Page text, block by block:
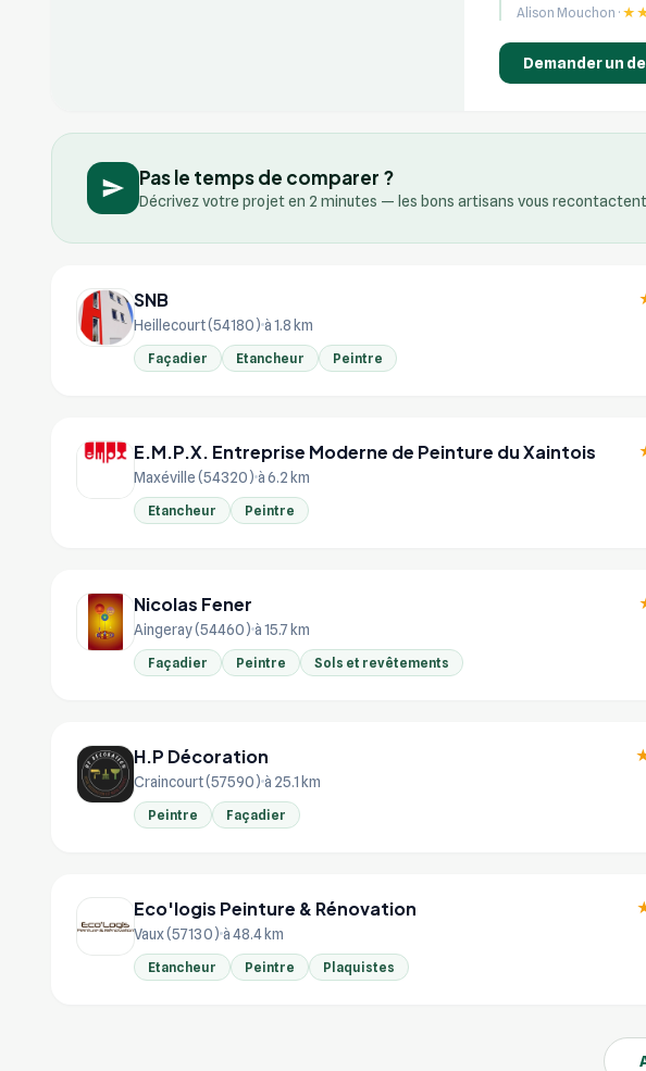
Alison Mouchon ·
Demander un
Pas le temps de comparer ?
Décrivez votre projet en 2 minutes — les bons artisans vous
SNB
Heillecourt (54180) à 1.8 km
Façadier Etancheur Peintre
E.M.P.X. Entreprise Moderne de Peinture du Xaintois
Maxéville (54320) à 6.2 km
Etancheur Peintre
Nicolas Fener
Aingeray (54460) à 15.7 km
Façadier Peintre Sols et revêtements
H.P Décoration
Craincourt (57590) à 25.1 km
Peintre Façadier
Eco'logis Peinture & Rénovation
Vaux (57130) à 48.4 km
Etancheur Peintre Plaquistes